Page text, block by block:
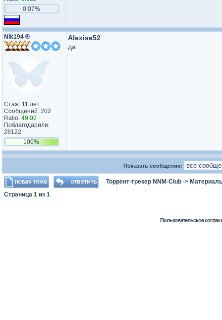
0.07%
Nik194 ®
Стаж: 11 лет
Сообщений: 202
Ratio: 49.02
Поблагодарили:
28122
100%
Alexise52
да
Показать сообщения:
Торрент-трекер NNM-Club ->
Страница 1 из 1
Пользовательское